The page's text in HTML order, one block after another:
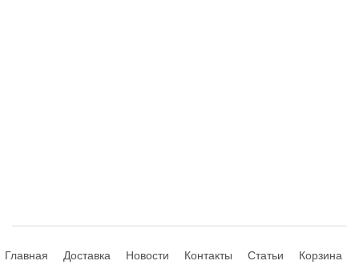
Главная Доставка Новости Контакты Статьи Корзина